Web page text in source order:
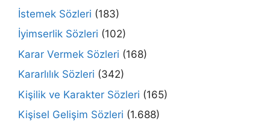
İstemek Sözleri (183)
İyimserlik Sözleri (102)
Karar Vermek Sözleri (168)
Kararlılık Sözleri (342)
Kişilik ve Karakter Sözleri (165)
Kişisel Gelişim Sözleri (1.688)